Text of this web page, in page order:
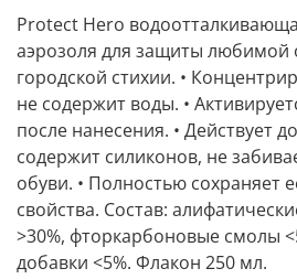
Protect Hero
аэрозоля для защиты любимой
городской стихии. •
не содержит воды. •
после нанесения. • Действует
содержит силиконов, не
обуви. • Полностью сохраняет
свойства. Состав:
>30%, фторкарбоновые смолы
добавки <5%. Флакон 250 мл.